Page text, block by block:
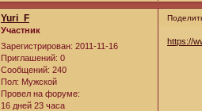
Yuri_F
Участник
Зарегистрирован: 2011-11-16
Приглашений: 0
Сообщений: 240
Пол: Мужской
Провел на форуме:
16 дней 23 часа
https://